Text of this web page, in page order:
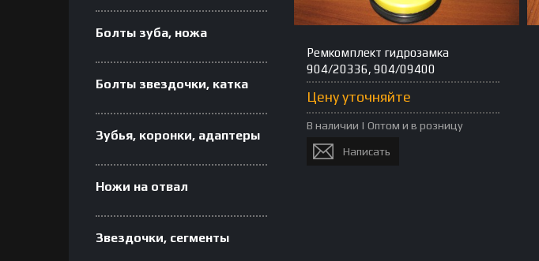
Болты зуба, ножа
Болты звездочки, катка
Зубья, коронки, адаптеры
Ножи на отвал
Звездочки, сегменты
Ремкомплект гидрозамка
904/20336, 904/09400
Цену уточняйте
В наличии | Оптом и в розницу
Написать